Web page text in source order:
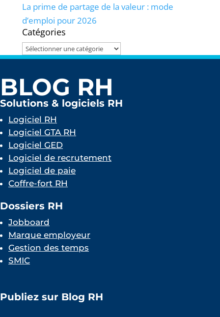
La prime de partage de la valeur : mode
d’emploi pour 2026
Catégories
Catégories
BLOG RH
Solutions & logiciels RH
Logiciel RH
Logiciel GTA RH
Logiciel GED
Logiciel de recrutement
Logiciel de paie
Coffre-fort RH
Dossiers RH
Jobboard
Marque employeur
Gestion des temps
SMIC
Publiez sur Blog RH